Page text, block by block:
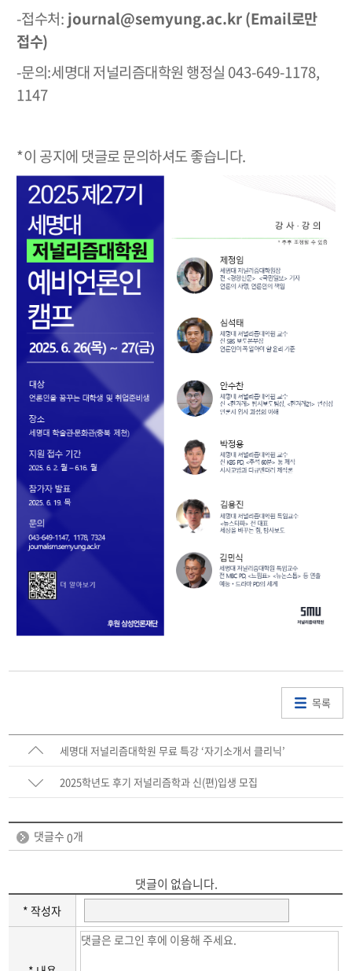
-접수처: journal@semyung.ac.kr (Email로만
접수)
-문의:세명대 저널리즘대학원 행정실 043-649-1178,
1147
*이 공지에 댓글로 문의하셔도 좋습니다.
목록
세명대 저널리즘대학원 무료 특강 ‘자기소개서 클리닉’
2025학년도 후기 저널리즘학과 신(편)입생 모집
댓글수0개
댓글이 없습니다.
* 작성자